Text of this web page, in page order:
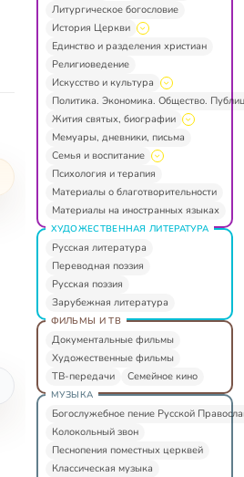
Литургическое богословие
История Церкви
Единство и разделения христиан
Религиоведение
Искусство и культура
Политика. Экономика. Общество.
Жития святых, биографии
Мемуары, дневники, письма
Семья и воспитание
Психология и терапия
Материалы о благотворительности
Материалы на иностранных языках
ХУДОЖЕСТВЕННАЯ ЛИТЕРАТУРА
Русская литература
Переводная поэзия
Русская поэзия
Зарубежная литература
ФИЛЬМЫ И ТВ
Документальные фильмы
Художественные фильмы
ТВ-передачи
Семейное кино
МУЗЫКА
Богослужебное пение Русской
Колокольный звон
Песнопения поместных церквей
Классическая музыка